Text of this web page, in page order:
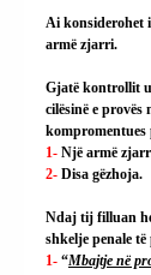
Ai konsiderohet
armë zjarri.
Gjatë kontrollit
cilësinë e
kompromentues
1- Një armë
2- Disa gëzhoja.
Ndaj tij filluan
shkelje penale
1- “Mbajtje në